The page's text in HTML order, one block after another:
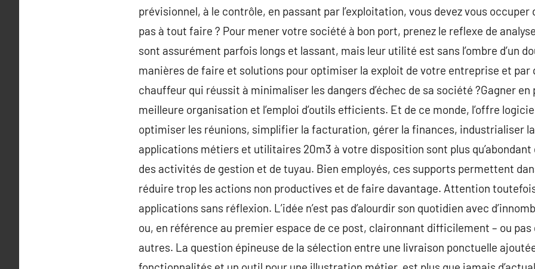
prévisionnel, à le contrôle, en passant par l’exploitation, vous devez vous occuper
pas à tout faire ? Pour mener votre société à bon port, prenez le reflexe de
sont assurément parfois longs et lassant, mais leur utilité est sans l’ombre d’un
manières de faire et solutions pour optimiser la exploit de votre entreprise et par
chauffeur qui réussit à minimaliser les dangers d’échec de sa société ?Gagner
meilleure organisation et l’emploi d’outils efficients. Et de ce monde, l’offre
optimiser les réunions, simplifier la facturation, gérer la finances, industrialiser
applications métiers et utilitaires 20m3 à votre disposition sont plus
des activités de gestion et de tuyau. Bien employés, ces supports permettent
réduire trop les actions non productives et de faire davantage. Attention
applications sans réflexion. L’idée n’est pas d’alourdir son quotidien avec
ou, en référence au premier espace de ce post, claironnant difficilement – ou pas
autres. La question épineuse de la sélection entre une livraison ponctuelle